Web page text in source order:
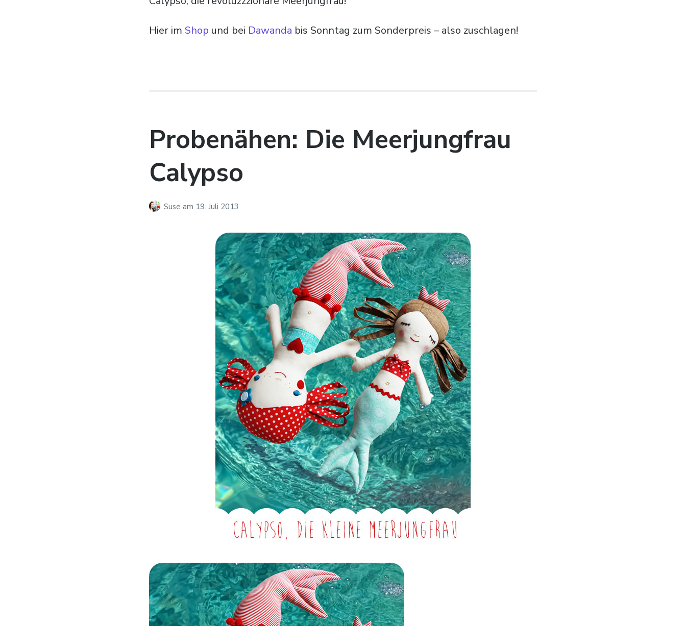
Hier im Shop und bei Dawanda bis Sonntag zum Sonderpreis – also zuschlagen!
Probenähen: Die Meerjungfrau
Calypso
Suseam 19. Juli 2013